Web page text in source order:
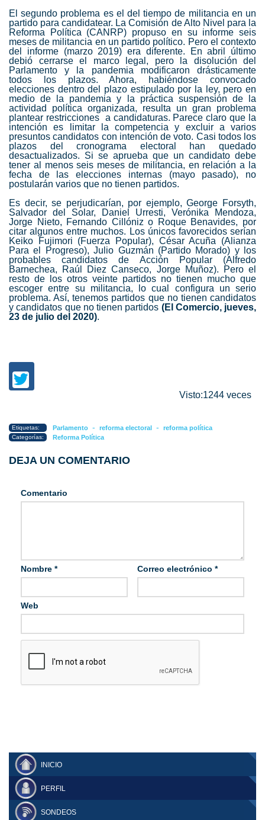
El segundo problema es el del tiempo de militancia en un
partido para candidatear. La Comisión de Alto Nivel para la
Reforma Política (CANRP) propuso en su informe seis
meses de militancia en un partido político. Pero el contexto
del informe (marzo 2019) era diferente. En abril último
debió cerrarse el marco legal, pero la disolución del
Parlamento y la pandemia modificaron drásticamente
todos los plazos. Ahora, habiéndose convocado
elecciones dentro del plazo estipulado por la ley, pero en
medio de la pandemia y la práctica suspensión de la
actividad política organizada, resulta un gran problema
plantear restricciones a candidaturas. Parece claro que la
intención es limitar la competencia y excluir a varios
presuntos candidatos con intención de voto. Casi todos los
plazos del cronograma electoral han quedado
desactualizados. Si se aprueba que un candidato debe
tener al menos seis meses de militancia, en relación a la
fecha de las elecciones internas (mayo pasado), no
postularán varios que no tienen partidos.
Es decir, se perjudicarían, por ejemplo, George Forsyth,
Salvador del Solar, Daniel Urresti, Verónika Mendoza,
Jorge Nieto, Fernando Cillóniz o Roque Benavides, por
citar algunos entre muchos. Los únicos favorecidos serían
Keiko Fujimori (Fuerza Popular), César Acuña (Alianza
Para el Progreso), Julio Guzmán (Partido Morado) y los
probables candidatos de Acción Popular (Alfredo
Barnechea, Raúl Diez Canseco, Jorge Muñoz). Pero el
resto de los otros veinte partidos no tienen mucho que
escoger entre su militancia, lo cual configura un serio
problema. Así, tenemos partidos que no tienen candidatos
y candidatos que no tienen partidos (El Comercio, jueves,
23 de julio del 2020).
Visto:1244 veces
Etiquetas: Parlamento - reforma electoral - reforma política
Categorías: Reforma Política
DEJA UN COMENTARIO
Comentario
Nombre * Correo electrónico *
Web
INICIO
PERFIL
SONDEOS